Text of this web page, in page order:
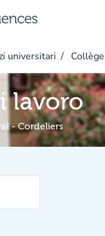
universitari
lavoro
- Cordeliers